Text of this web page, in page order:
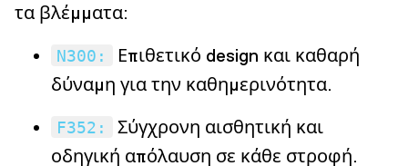
τα βλέμματα:
N300:
Επιθετικό design και καθαρή
δύναμη για την καθημερινότητα.
F352:
Σύγχρονη αισθητική και
οδηγική απόλαυση σε κάθε στροφή.